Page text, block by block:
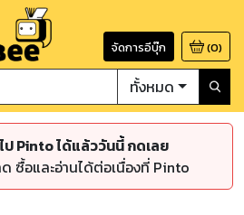
จัดการอีบุ๊ก (0)
ทั้งหมด
ป Pinto ได้แล้ววันนี้ กดเลย
ซื้อและอ่านได้ต่อเนื่องที่ Pinto